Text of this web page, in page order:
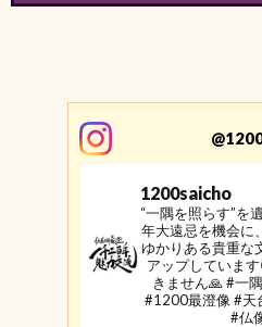
1200saicho
“一隅を照らす”を
年大遠忌を機会に
ゆかりある貴重な
アップしていま
きません🙏#一
#1200最澄像 #天
#仏